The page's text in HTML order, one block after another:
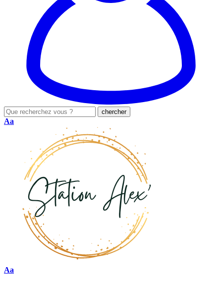
Aa
Aa